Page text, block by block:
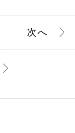
次へ